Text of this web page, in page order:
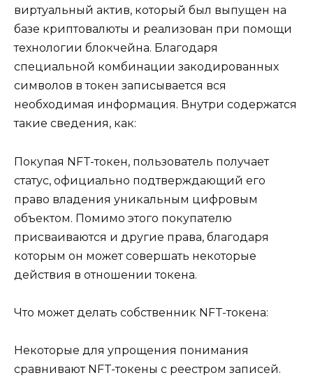
виртуальный актив, который был выпущен на
базе криптовалюты и реализован при помощи
технологии блокчейна. Благодаря
специальной комбинации закодированных
символов в токен записывается вся
необходимая информация. Внутри содержатся
такие сведения, как:
Покупая NFT-токен, пользователь получает
статус, официально подтверждающий его
право владения уникальным цифровым
объектом. Помимо этого покупателю
присваиваются и другие права, благодаря
которым он может совершать некоторые
действия в отношении токена.
Что может делать собственник NFT-токена:
Некоторые для упрощения понимания
сравнивают NFT-токены с реестром записей.